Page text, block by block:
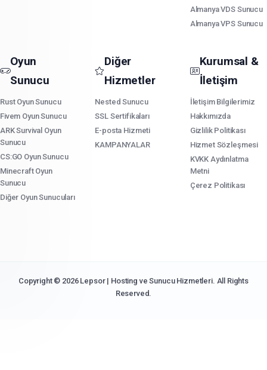
Almanya VDS Sunucu
Almanya VPS Sunucu
Oyun
Sunucu
Rust Oyun Sunucu
Fivem Oyun Sunucu
ARK Survival Oyun
Sunucu
CS:GO Oyun Sunucu
Minecraft Oyun
Sunucu
Diğer Oyun Sunucuları
Diğer
Hizmetler
Nested Sunucu
SSL Sertifikaları
E-posta Hizmeti
KAMPANYALAR
Kurumsal &
İletişim
İletişim Bilgilerimiz
Hakkımızda
Gizlilik Politikası
Hizmet Sözleşmesi
KVKK Aydınlatma
Metni
Çerez Politikası
Copyright © 2026 Lepsor | Hosting ve Sunucu Hizmetleri. All Rights
Reserved.